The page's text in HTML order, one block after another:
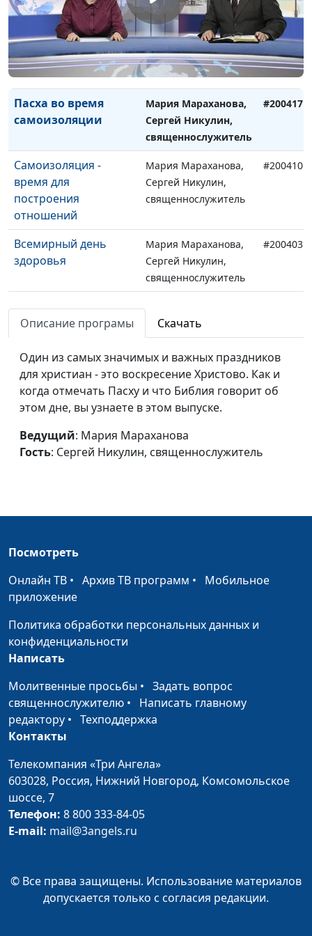
Волонтерская
деятельность в
период
самоизоляции
Мария Мараханова,
Сергей Никулин,
священнослужитель
#200424
Пасха во время
самоизоляции
Мария Мараханова,
Сергей Никулин,
священнослужитель
#200417
Самоизоляция -
время для
построения
отношений
Мария Мараханова,
Сергей Никулин,
священнослужитель
#200410
Всемирный день
здоровья
Мария Мараханова,
Сергей Никулин,
священнослужитель
#200403
День бездомного
человека в России
Сергей Никулин,
священнослужитель
Пандемия
коронавируса:
мнения,
рекомендации,
духовный
комментарий
Мария Мараханова,
Сергей Никулин,
священнослужитель
аналитическая
телеканале «Три
Ангела»
Описание програмы Скачать
Один из самых значимых и важных праздников
для христиан - это воскресение Христово. Как и
когда отмечать Пасху и что Библия говорит об
этом дне, вы узнаете в этом выпуске.
Ведущий: Мария Мараханова
Гость: Сергей Никулин, священнослужитель
Посмотреть
Онлайн ТВ • Архив ТВ программ • Мобильное
приложение
Политика обработки персональных данных и
конфиденциальности
Написать
Молитвенные просьбы • Задать вопрос
священнослужителю • Написать главному
редактору • Техподдержка
Контакты
Телекомпания «Три Ангела»
603028, Россия, Нижний Новгород, Комсомольское
шоссе, 7
Телефон: 8 800 333-84-05
E-mail: mail@3angels.ru
© Все права защищены. Использование материалов
допускается только с согласия редакции.